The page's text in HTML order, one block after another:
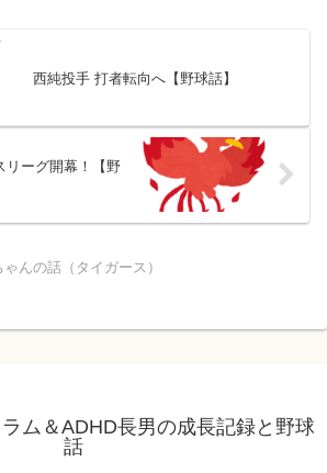
西純投手 打者転向へ【野球話】
リーグ開幕！【野
ゃんの話（タイガース）
ム＆ADHD長男の成長記録と野球
話